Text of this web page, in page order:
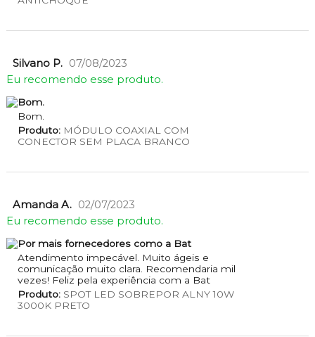
Silvano P. 07/08/2023
Eu recomendo esse produto.
Bom.
Bom.
Produto:MÓDULO COAXIAL COM
CONECTOR SEM PLACA BRANCO
Amanda A. 02/07/2023
Eu recomendo esse produto.
Por mais fornecedores como a Bat
Atendimento impecável. Muito ágeis e
comunicação muito clara. Recomendaria mil
vezes! Feliz pela experiência com a Bat
Produto:SPOT LED SOBREPOR ALNY 10W
3000K PRETO